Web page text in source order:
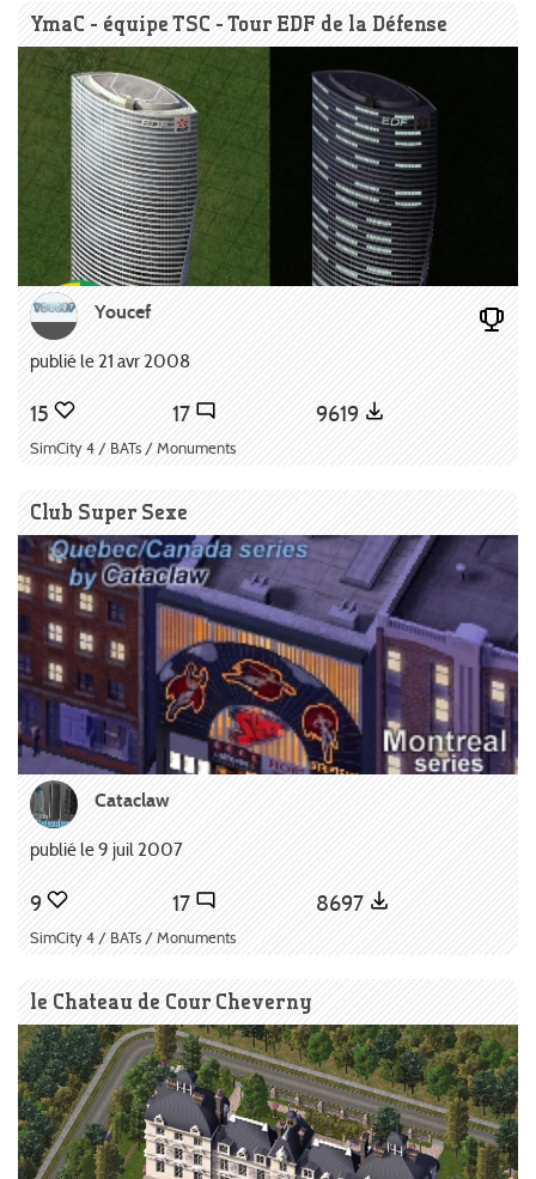
YmaC - équipe TSC - Tour EDF de la Défense
Youcef
publié le 21 avr 2008
15 17 9619
SimCity 4 / BATs / Monuments
Club Super Sexe
Cataclaw
publié le 9 juil 2007
9 17 8697
SimCity 4 / BATs / Monuments
le Chateau de Cour Cheverny